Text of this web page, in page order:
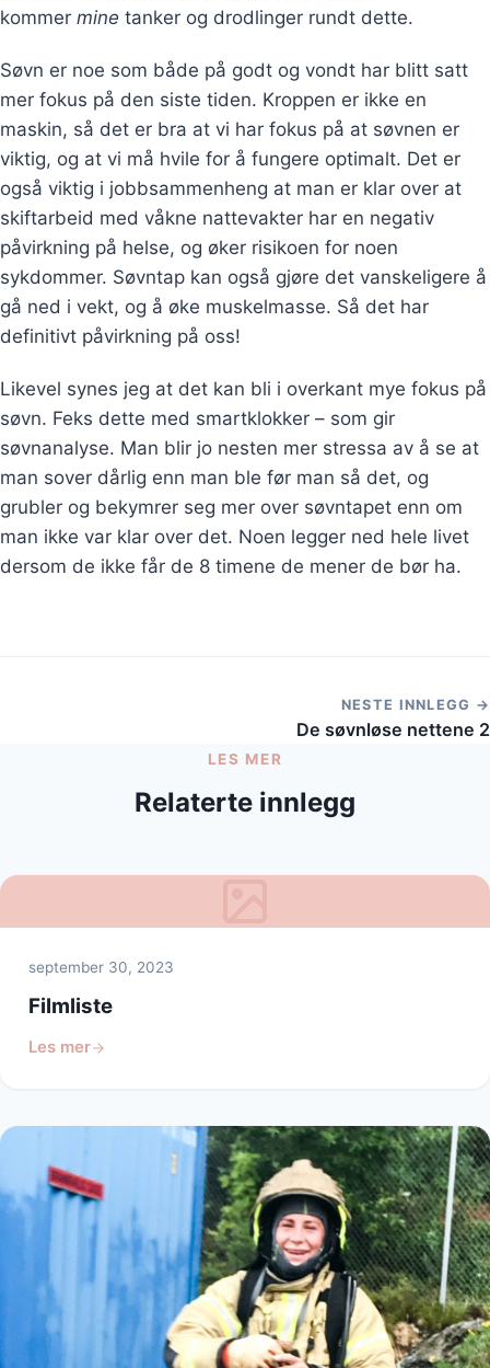
kommer mine tanker og drodlinger rundt dette.
Søvn er noe som både på godt og vondt har blitt satt
mer fokus på den siste tiden. Kroppen er ikke en
maskin, så det er bra at vi har fokus på at søvnen er
viktig, og at vi må hvile for å fungere optimalt. Det er
også viktig i jobbsammenheng at man er klar over at
skiftarbeid med våkne nattevakter har en negativ
påvirkning på helse, og øker risikoen for noen
sykdommer. Søvntap kan også gjøre det vanskeligere å
gå ned i vekt, og å øke muskelmasse. Så det har
definitivt påvirkning på oss!
Likevel synes jeg at det kan bli i overkant mye fokus på
søvn. Feks dette med smartklokker – som gir
søvnanalyse. Man blir jo nesten mer stressa av å se at
man sover dårlig enn man ble før man så det, og
grubler og bekymrer seg mer over søvntapet enn om
man ikke var klar over det. Noen legger ned hele livet
dersom de ikke får de 8 timene de mener de bør ha.
NESTE INNLEGG →
De søvnløse nettene 2
LES MER
Relaterte innlegg
september 30, 2023
Filmliste
Les mer